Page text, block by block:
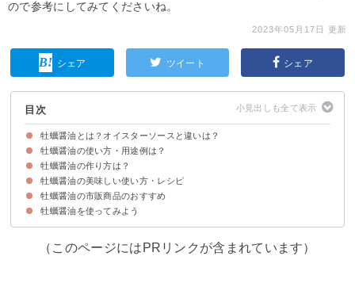
ので参考にしてみてくださいね。
2023年05月17日 更新
シェア ツイート シェア
目次
牡蠣醤油とは？オイスターソースと違いは？
牡蠣醤油は牡蠣の旨みを凝縮した「出汁醤油」
牡蠣醤油とオイスターソースの違い
牡蠣醤油の使い方・用途例は？
①出汁・スープの調味料として
②刺身などにかける
牡蠣醤油の作り方は？
材料
作り方・手順
牡蠣醤油の美味しい使い方・レシピ
①牡蠣醤油の卵かけご飯
②牡蠣醤油の炊き込みご飯
③牡蠣醤油の和風パスタ
④牡蠣醤油味の冷やしうどん
⑤牡蠣醤油のスープ
牡蠣醤油の市販商品のおすすめ
①ヒガシマル醤油 牡蛎だし醤油400ml×3本（1077円）
②キッコーマン食品 いつでも新鮮 旨みあふれる牡蠣しょうゆ 450ml×3本
③アサムラサキ かき醤油 1800ml（1485円）
④寺岡家の醤油 牡蠣だし醤油 300ml （1580円）
⑤マルキン かき醤油 1L（528円）
牡蠣醤油を使ってみよう
（このページにはPRリンクが含まれています）